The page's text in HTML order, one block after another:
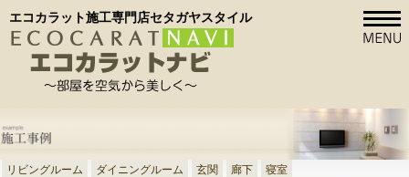
エコカラット施工専門店セタガヤスタイル
リビングルーム ダイニングルーム 玄関 廊下 寝室